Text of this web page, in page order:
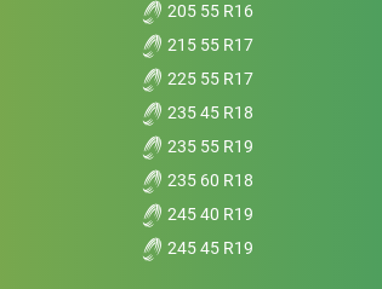
205 55 R16
215 55 R17
225 55 R17
235 45 R18
235 55 R19
235 60 R18
245 40 R19
245 45 R19